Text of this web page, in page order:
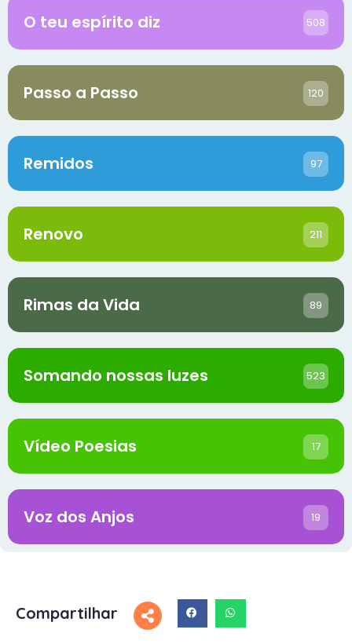
O teu espírito diz 508
Passo a Passo 120
Remidos 97
Renovo 211
Rimas da Vida 89
Somando nossas luzes 523
Vídeo Poesias 17
Voz dos Anjos 19
Compartilhar